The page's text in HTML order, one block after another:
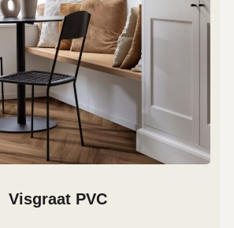
Visgraat PVC